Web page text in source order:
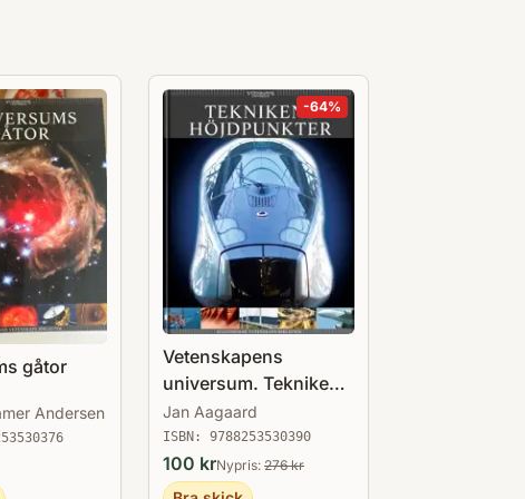
omfattar ett stort antal böcker inom
gastronomi.
gåtor
Andersen
-64%
Vetenskapens
universum. Teknikens
höjdpunkter
Jan Aagaard
ISBN: 9788253530390
100 krNypris: 276kr